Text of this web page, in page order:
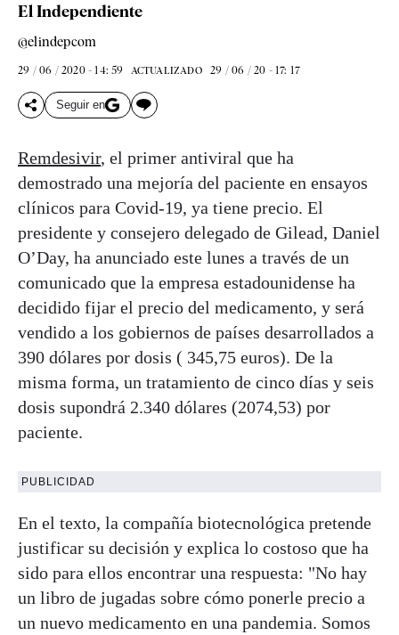
El Independiente
@elindepcom
29 / 06 / 2020 - 14: 59 ACTUALIZADO 29 / 06 / 20 - 17: 17
Seguir en
Remdesivir, el primer antiviral que ha
demostrado una mejoría del paciente en ensayos
clínicos para Covid-19, ya tiene precio. El
presidente y consejero delegado de Gilead, Daniel
O’Day, ha anunciado este lunes a través de un
comunicado que la empresa estadounidense ha
decidido fijar el precio del medicamento, y será
vendido a los gobiernos de países desarrollados a
390 dólares por dosis ( 345,75 euros). De la
misma forma, un tratamiento de cinco días y seis
dosis supondrá 2.340 dólares (2074,53) por
paciente.
PUBLICIDAD
En el texto, la compañía biotecnológica pretende
justificar su decisión y explica lo costoso que ha
sido para ellos encontrar una respuesta: "No hay
un libro de jugadas sobre cómo ponerle precio a
un nuevo medicamento en una pandemia. Somos